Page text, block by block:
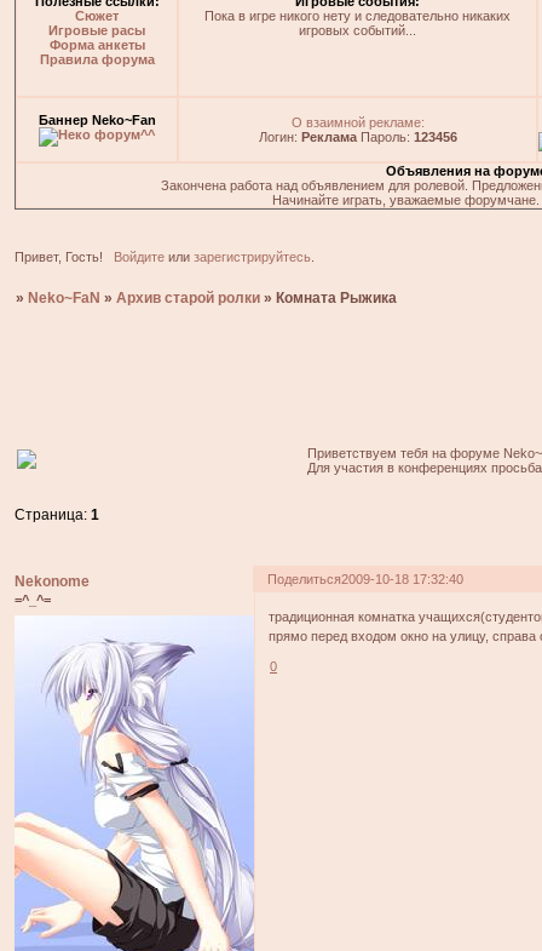
Сюжет
Игровые расы
Форма анкеты
Правила форума
Пока в игре никого нету и следовательно никаких
игровых событий...
Баннер Neko~Fan
О взаимной рекламе:
Логин: РекламаПароль: 123456
Объявления на
Закончена работа над объявлением для ролевой.
Начинайте играть, уважаемые
Привет, Гость! Войдитеили зарегистрируйтесь.
» Neko~FaN »Архив старой ролки » Комната Рыжика
Приветствуем тебя на форуме
Для участия в конференциях
Страница:1
Поделиться2009-10-18 17:32:40
Nekonome
=^_^=
традиционная комнатка
прямо перед входом окно на улицу,
0